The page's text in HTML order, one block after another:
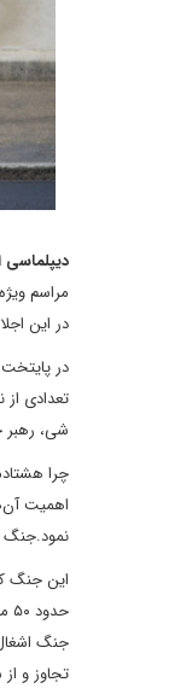
دیپلماسی
مراسم
در این
در پایتخت
تعدادی
شی، رهبر
چرا
اهمیت
نمود.جنگ
جنگ
تجاوز و